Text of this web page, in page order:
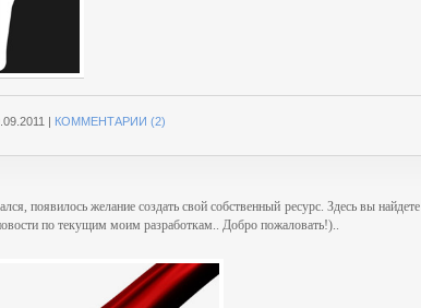
| КОММЕНТАРИИ (2)
появилось желание создать свой собственный ресурс. Здесь вы найдете
по текущим моим разработкам.. Добро пожаловать!)..